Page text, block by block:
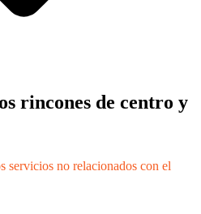
rincones de centro y
servicios no relacionados con el